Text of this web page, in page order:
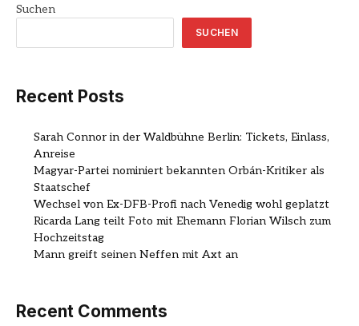
Suchen
SUCHEN
Recent Posts
Sarah Connor in der Waldbühne Berlin: Tickets, Einlass,
Anreise
Magyar-Partei nominiert bekannten Orbán-Kritiker als
Staatschef
Wechsel von Ex-DFB-Profi nach Venedig wohl geplatzt
Ricarda Lang teilt Foto mit Ehemann Florian Wilsch zum
Hochzeitstag
Mann greift seinen Neffen mit Axt an
Recent Comments